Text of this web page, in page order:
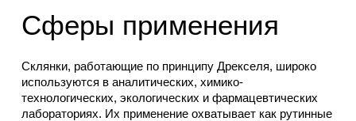
Сферы применения
Склянки, работающие по принципу Дрекселя, широко
используются в аналитических, химико-
технологических, экологических и фармацевтических
лабораториях. Их применение охватывает как рутинные